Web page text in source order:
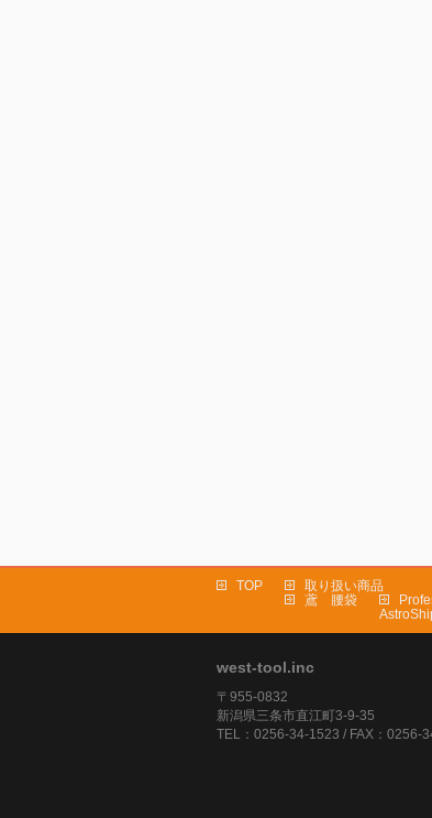
TOP
取り扱い商品
鳶 腰袋
west-tool.inc
〒955-0832
新潟県三条市直江町3-9-35
TEL：0256-34-1523 / FAX：0256-